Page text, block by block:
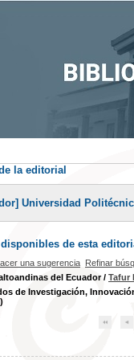
la editorial
Universidad
de esta
una sugerencia Refinar
del Ecuador/ Tafur
de Investigación,